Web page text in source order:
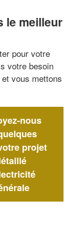
le meilleur
pour votre
votre besoin
vous mettons
nous
projet